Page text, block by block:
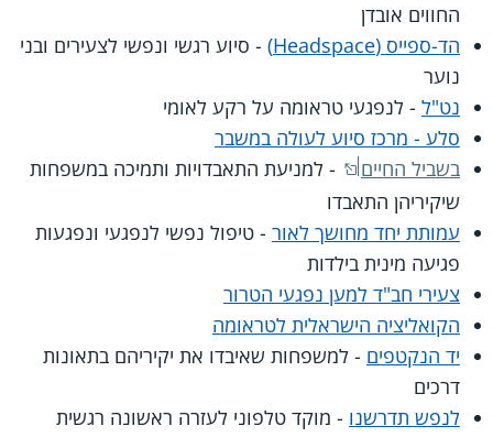
החווים אובדן
הד-ספייס (Headspace)
- סיוע רגשי ונפשי לצעירים ובני
נוער
נט"ל - לנפגעי טראומה על רקע לאומי
סלע - מרכז סיוע לעולה במשבר
בשביל החיים
- למניעת התאבדויות ותמיכה במשפחות
שיקיריהן התאבדו
עמותת יחד מחושך לאור - טיפול נפשי לנפגעי ונפגעות
פגיעה מינית בילדות
צעירי חב"ד למען נפגעי הטרור
הקואליציה הישראלית לטראומה
יד הנקטפים - למשפחות שאיבדו את יקיריהם בתאונות
דרכים
לנפש תדרשנו - מוקד טלפוני לעזרה ראשונה רגשית